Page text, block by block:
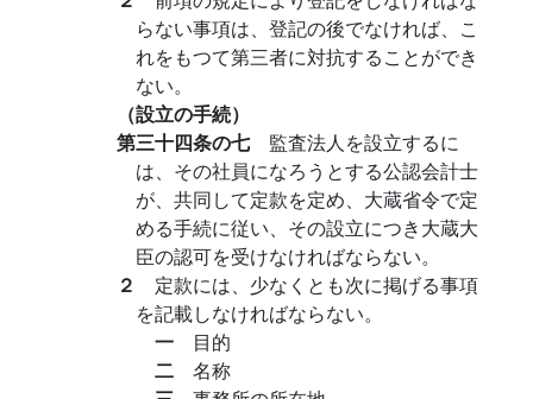
らない事項は、登記の後でなければ、こ
れをもつて第三者に対抗することができ
ない。
（設立の手続）
第三十四条の七 監査法人を設立するに
は、その社員になろうとする公認会計士
が、共同して定款を定め、大蔵省令で定
める手続に従い、その設立につき大蔵大
臣の認可を受けなければならない。
２ 定款には、少なくとも次に掲げる事項
を記載しなければならない。
一 目的
二 名称